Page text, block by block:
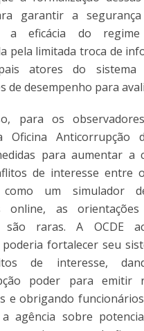
garantir a
a eficácia do
pela limitada troca de
atores do
de desempenho para
para os
Oficina Anticorrupção
para aumentar a
de interesse entre
como um simulador
online, as
são raras. A OCDE
fortalecer seu
de interesse,
poder para emitir
e obrigando
agência sobre